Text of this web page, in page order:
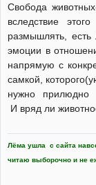
Свобода
вследствие
размышлять,
эмоции в
напрямую с
самкой,
нужно прилюдно
И вряд ли
Лёма ушла с сайта
читаю выборочно и не